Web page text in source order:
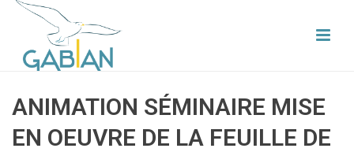
ANIMATION SÉMINAIRE MISE
EN OEUVRE DE LA FEUILLE DE